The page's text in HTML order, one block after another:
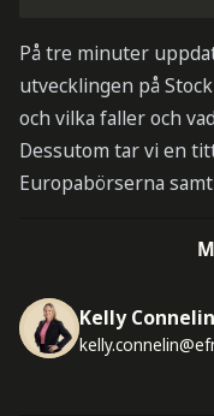
På tre minuter
utvecklingen på
och vilka faller och
Dessutom tar vi en
Europabörserna
Kelly Connelin